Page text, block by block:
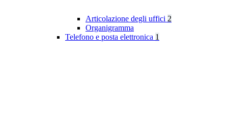
Articolazione degli uffici 2
Organigramma
Telefono e posta elettronica 1